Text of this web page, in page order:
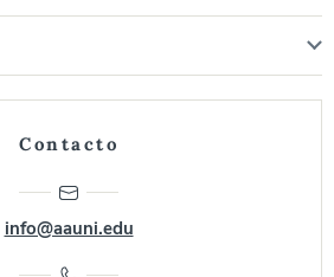
Contacto
info@aauni.edu